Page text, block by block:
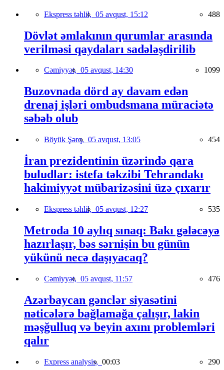
Ekspress təhlil, 05 avqust, 15:12 488
Dövlət əmlakının qurumlar arasında
verilməsi qaydaları sadələşdirilib
Cəmiyyət, 05 avqust, 14:30 1099
Buzovnada dörd ay davam edən
drenaj işləri ombudsmana müraciətə
səbəb olub
Böyük Şərq, 05 avqust, 13:05 454
İran prezidentinin üzərində qara
buludlar: istefa təkzibi Tehrandakı
hakimiyyət mübarizəsini üzə çıxarır
Ekspress təhlil, 05 avqust, 12:27 535
Metroda 10 aylıq sınaq: Bakı gələcəyə
hazırlaşır, bəs sərnişin bu günün
yükünü necə daşıyacaq?
Cəmiyyət, 05 avqust, 11:57 476
Azərbaycan gənclər siyasətini
nəticələrə bağlamağa çalışır, lakin
məşğulluq və beyin axını problemləri
qalır
Express analysis, 00:03 290